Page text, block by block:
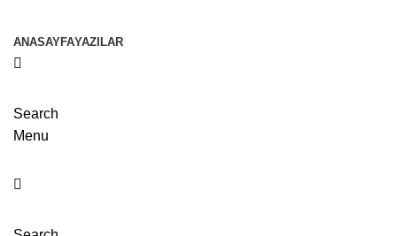
ANASAYFAYAZILAR
Search
Menu